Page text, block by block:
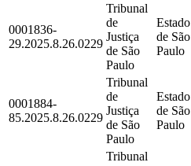
0001836-
29.2025.8.26.0229
Tribunal
de
Justiça
de São
Paulo
Estado
de São
Paulo
0001884-
85.2025.8.26.0229
Tribunal
de
Justiça
de São
Paulo
Estado
de São
Paulo
Tribunal